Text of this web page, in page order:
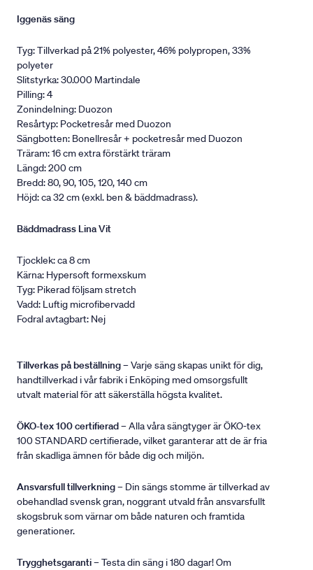
Iggenäs säng
Tyg: Tillverkad på 21% polyester, 46% polypropen, 33%
polyeter
Slitstyrka: 30.000 Martindale
Pilling: 4
Zonindelning: Duozon
Resårtyp: Pocketresår med Duozon
Sängbotten: Bonellresår + pocketresår med Duozon
Träram: 16 cm extra förstärkt träram
Längd: 200 cm
Bredd: 80, 90, 105, 120, 140 cm
Höjd: ca 32 cm (exkl. ben & bäddmadrass).
Bäddmadrass Lina Vit
Tjocklek: ca 8 cm
Kärna: Hypersoft formexskum
Tyg: Pikerad följsam stretch
Vadd: Luftig microfibervadd
Fodral avtagbart: Nej
Tillverkas på beställning– Varje säng skapas unikt för dig,
handtillverkad i vår fabrik i Enköping med omsorgsfullt
utvalt material för att säkerställa högsta kvalitet.
ÖKO-tex 100 certifierad– Alla våra sängtyger är ÖKO-tex
100 STANDARD certifierade, vilket garanterar att de är fria
från skadliga ämnen för både dig och miljön.
Ansvarsfull tillverkning– Din sängs stomme är tillverkad av
obehandlad svensk gran, noggrant utvald från ansvarsfullt
skogsbruk som värnar om både naturen och framtida
generationer.
Trygghetsgaranti– Testa din säng i 180 dagar! Om